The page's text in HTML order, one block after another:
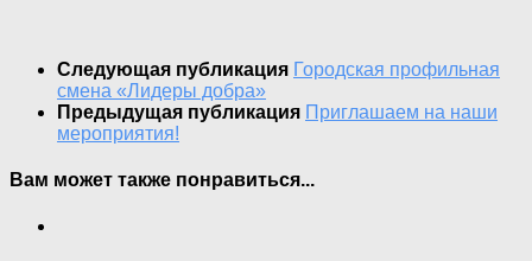
Следующая публикация Городская профильная
смена «Лидеры добра»
Предыдущая публикация Приглашаем на наши
мероприятия!
Вам может также понравиться...